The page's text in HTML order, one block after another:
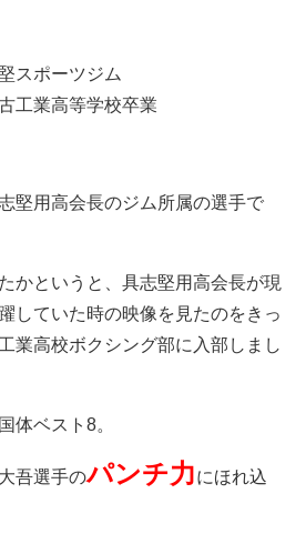
スポーツジム
工業高等学校卒業
堅用高会長のジム所属の選手で
かというと、具志堅用高会長が現
していた時の映像を見たのをきっ
業高校ボクシング部に入部しまし
体ベスト8。
吾選手のパンチ力にほれ込